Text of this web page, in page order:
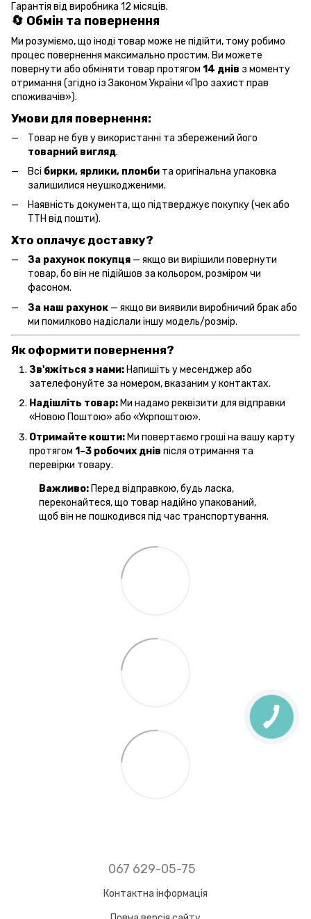
Гарантія від виробника 12 місяців.
🔄 Обмін та повернення
Ми розуміємо, що іноді товар може не підійти, тому робимо
процес повернення максимально простим. Ви можете
повернути або обміняти товар протягом 14 днів з моменту
отримання (згідно із Законом України «Про захист прав
споживачів»).
Умови для повернення:
Товар не був у використанні та збережений його
товарний вигляд.
Всі бирки, ярлики, пломби та оригінальна упаковка
залишилися неушкодженими.
Наявність документа, що підтверджує покупку (чек або
ТТН від пошти).
Хто оплачує доставку?
За рахунок покупця — якщо ви вирішили повернути
товар, бо він не підійшов за кольором, розміром чи
фасоном.
За наш рахунок — якщо ви виявили виробничий брак або
ми помилково надіслали іншу модель/розмір.
Як оформити повернення?
Зв'яжіться з нами: Напишіть у месенджер або
зателефонуйте за номером, вказаним у контактах.
Надішліть товар: Ми надамо реквізити для відправки
«Новою Поштою» або «Укрпоштою».
Отримайте кошти: Ми повертаємо гроші на вашу карту
протягом 1–3 робочих днів після отримання та
перевірки товару.
Важливо: Перед відправкою, будь ласка,
переконайтеся, що товар надійно упакований,
щоб він не пошкодився під час транспортування.
067 629-05-75
Контактна інформація